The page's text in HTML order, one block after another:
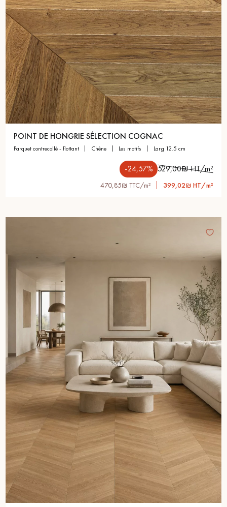
POINT DE HONGRIE SÉLECTION COGNAC
parquet contrecollé - flottant chêne les motifs larg 12.5 cm
-24,57% 529,00₪ HT/m²
470,85₪ TTC/m² 399,02₪ HT/m²